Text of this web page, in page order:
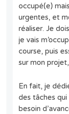
occupé(e)
urgentes, et
réaliser. Je
je vais
course, puis
sur mon
En fait, je
des tâches qui
besoin